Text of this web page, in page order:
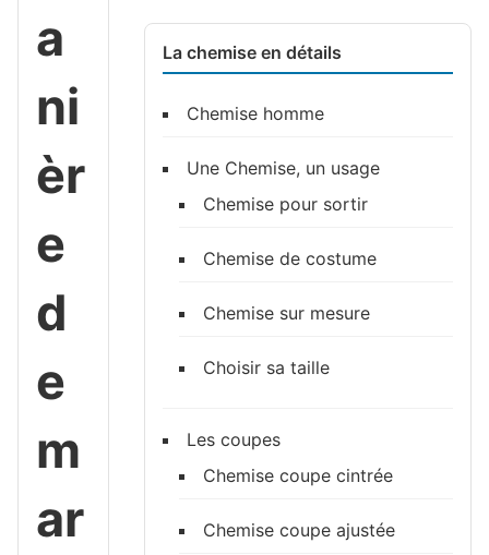
a
ni
èr
e
d
e
m
ar
La chemise en détails
Chemise homme
Une Chemise, un usage
Chemise pour sortir
Chemise de costume
Chemise sur mesure
Choisir sa taille
Les coupes
Chemise coupe cintrée
Chemise coupe ajustée